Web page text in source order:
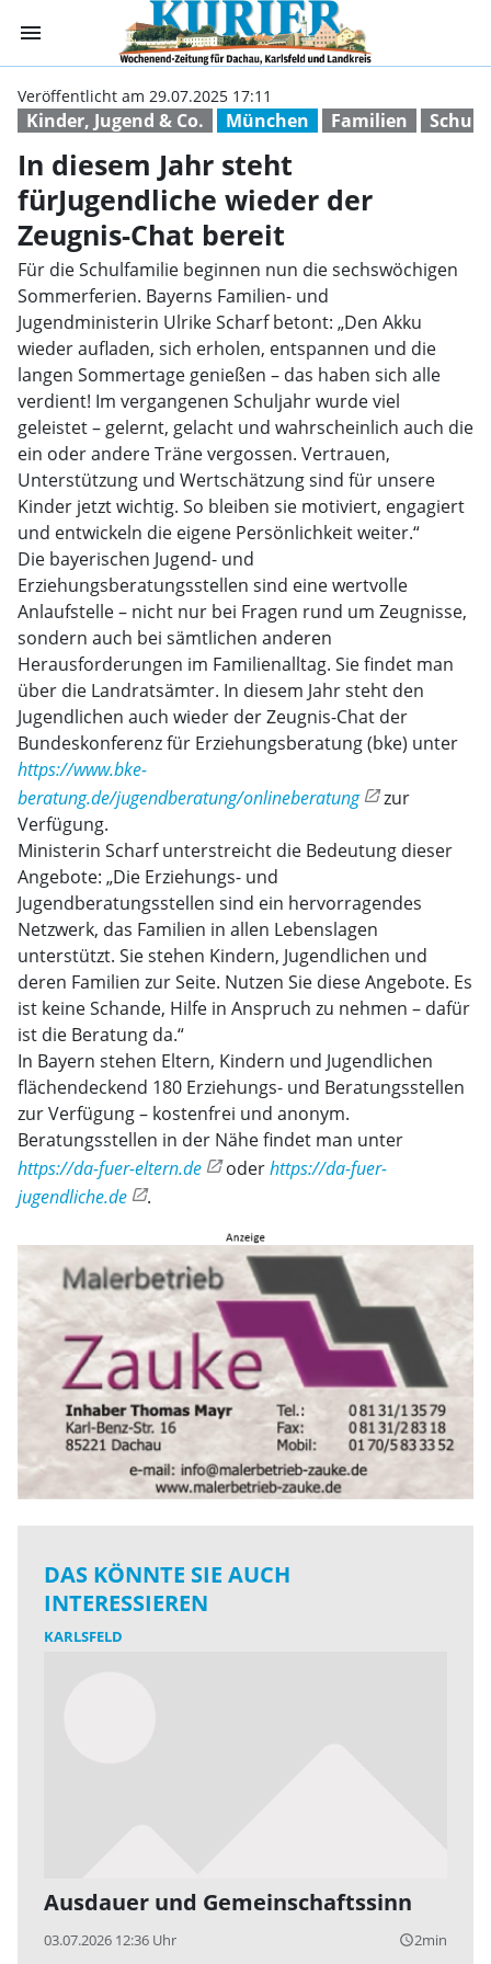
menu In diesem Jahr
Kinder, Jugend & Co. München Familien Schule
Veröffentlicht am 29.07.2025 17:11
In diesem Jahr steht
fürJugendliche wieder der
Zeugnis-Chat bereit
Für die Schulfamilie beginnen nun die sechswöchigen
Sommerferien. Bayerns Familien- und
Jugendministerin Ulrike Scharf betont: „Den Akku
wieder aufladen, sich erholen, entspannen und die
langen Sommertage genießen – das haben sich alle
verdient! Im vergangenen Schuljahr wurde viel
geleistet – gelernt, gelacht und wahrscheinlich auch die
ein oder andere Träne vergossen. Vertrauen,
Unterstützung und Wertschätzung sind für unsere
Kinder jetzt wichtig. So bleiben sie motiviert, engagiert
und entwickeln die eigene Persönlichkeit weiter.“
Die bayerischen Jugend- und
Erziehungsberatungsstellen sind eine wertvolle
Anlaufstelle – nicht nur bei Fragen rund um Zeugnisse,
sondern auch bei sämtlichen anderen
Herausforderungen im Familienalltag. Sie findet man
über die Landratsämter. In diesem Jahr steht den
Jugendlichen auch wieder der Zeugnis-Chat der
Bundeskonferenz für Erziehungsberatung (bke) unter
https://www.bke-
beratung.de/jugendberatung/onlineberatung
zur
Verfügung.
Ministerin Scharf unterstreicht die Bedeutung dieser
Angebote: „Die Erziehungs- und
Jugendberatungsstellen sind ein hervorragendes
Netzwerk, das Familien in allen Lebenslagen
unterstützt. Sie stehen Kindern, Jugendlichen und
deren Familien zur Seite. Nutzen Sie diese Angebote. Es
ist keine Schande, Hilfe in Anspruch zu nehmen – dafür
ist die Beratung da.“
In Bayern stehen Eltern, Kindern und Jugendlichen
flächendeckend 180 Erziehungs- und Beratungsstellen
zur Verfügung – kostenfrei und anonym.
Beratungsstellen in der Nähe findet man unter
https://da-fuer-eltern.de
oderhttps://da-fuer-
jugendliche.de
.
DAS KÖNNTE SIE AUCH
INTERESSIEREN
KARLSFELD
Ausdauer und Gemeinschaftssinn
03.07.2026 12:36 Uhr query_builder2min